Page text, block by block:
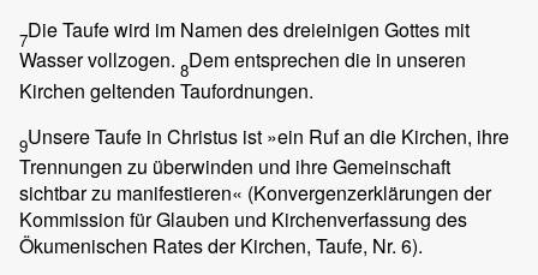
7Die Taufe wird im Namen des dreieinigen Gottes mit
Wasser vollzogen. 8Dem entsprechen die in unseren
Kirchen geltenden Taufordnungen.
9Unsere Taufe in Christus ist »ein Ruf an die Kirchen, ihre
Trennungen zu überwinden und ihre Gemeinschaft
sichtbar zu manifestieren« (Konvergenzerklärungen der
Kommission für Glauben und Kirchenverfassung des
Ökumenischen Rates der Kirchen, Taufe, Nr. 6).